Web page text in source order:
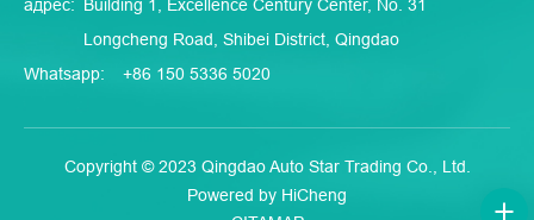
адрес: Building 1, Excellence Century Center, No. 31
Longcheng Road, Shibei District, Qingdao
Whatsapp:
+86 150 5336 5020
Copyright © 2023 Qingdao Auto Star Trading Co., Ltd.
Powered by HiCheng